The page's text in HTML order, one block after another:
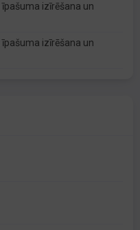
izīrēšana un
izīrēšana un